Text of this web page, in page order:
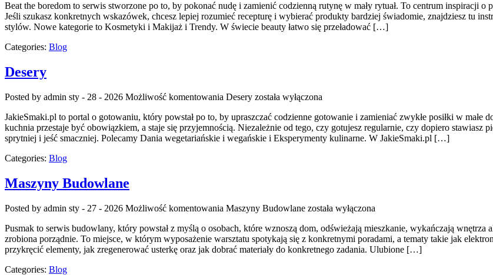
Beat the boredom to serwis stworzone po to, by pokonać nudę i zamienić codzienną rutynę w mały rytuał. To centrum inspiracji
Jeśli szukasz konkretnych wskazówek, chcesz lepiej rozumieć recepturę i wybierać produkty bardziej świadomie, znajdziesz tu
stylów. Nowe kategorie to Kosmetyki i Makijaż i Trendy. W świecie beauty łatwo się przeładować […]
Categories: Blog
Desery
Posted by admin sty - 28 - 2026 Możliwość komentowania Desery została wyłączona
JakieSmaki.pl to portal o gotowaniu, który powstał po to, by upraszczać codzienne gotowanie i zamieniać zwykłe posiłki w
kuchnia przestaje być obowiązkiem, a staje się przyjemnością. Niezależnie od tego, czy gotujesz regularnie, czy dopiero
sprytniej i jeść smaczniej. Polecamy Dania wegetariańskie i wegańskie i Eksperymenty kulinarne. W JakieSmaki.pl […]
Categories: Blog
Maszyny Budowlane
Posted by admin sty - 27 - 2026 Możliwość komentowania Maszyny Budowlane została wyłączona
Pusmak to serwis budowlany, który powstał z myślą o osobach, które wznoszą dom, odświeżają mieszkanie, wykańczają
zrobiona porządnie. To miejsce, w którym wyposażenie warsztatu spotykają się z konkretnymi poradami, a tematy takie jak
przykręcić elementy, jak zregenerować usterkę oraz jak dobrać materiały do konkretnego zadania. Ulubione […]
Categories: Blog